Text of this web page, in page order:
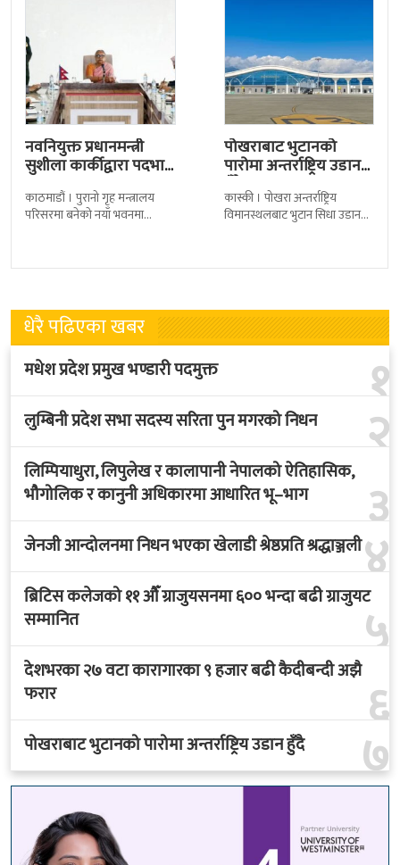
नवनियुक्त प्रधानमन्त्री
सुशीला कार्कीद्वारा पदभार
काठमाडौं । पुरानो गृह मन्त्रालय
परिसरमा बनेको नयाँ भवनमा
नवनियुक्त
पोखराबाट भुटानको
पारोमा अन्तर्राष्ट्रिय उडान
हुँदै
कास्की । पोखरा अन्तर्राष्ट्रिय
विमानस्थलबाट भुटान सिधा उडान
लागेको हो
धेरै पढिएका खबर
१
मधेश प्रदेश प्रमुख भण्डारी पदमुक्त
२
लुम्बिनी प्रदेश सभा सदस्य सरिता पुन मगरको निधन
३
लिम्पियाधुरा, लिपुलेख र कालापानी नेपालको ऐतिहासिक,
भौगोलिक र कानुनी अधिकारमा आधारित भू–भाग
४
जेनजी आन्दोलनमा निधन भएका खेलाडी श्रेष्ठप्रति श्रद्धाञ्जली
५
ब्रिटिस कलेजको ११ औँ ग्राजुयसनमा ६०० भन्दा बढी ग्राजुयट
सम्मानित
६
देशभरका २७ वटा कारागारका ९ हजार बढी कैदीबन्दी अझै
फरार
७
पोखराबाट भुटानको पारोमा अन्तर्राष्ट्रिय उडान हुँदै